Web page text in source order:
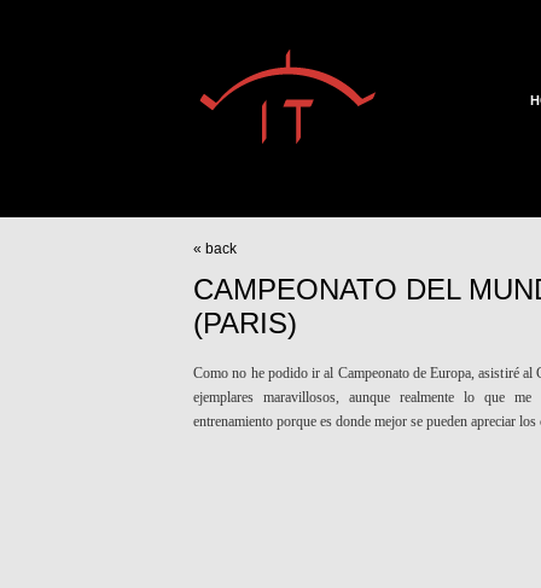
« back
CAMPEONATO DEL
(PARIS)
Como no he podido ir al Campeonato de Europa, asistiré
ejemplares maravillosos, aunque realmente lo que
entrenamiento porque es donde mejor se pueden apreciar los